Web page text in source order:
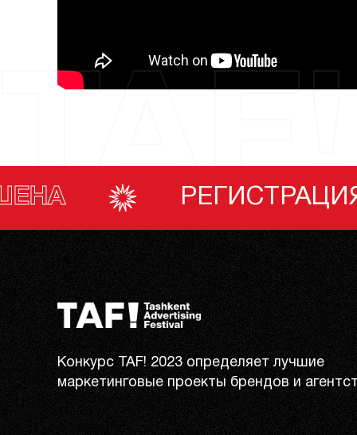
ЗАВЕРШЕНА
Конкурс TAF! 2023 определяет лучшие
маркетинговые проекты брендов и